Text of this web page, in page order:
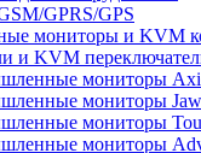
GPRS/GPS
мониторы и KVM
и KVM
мониторы
мониторы
мониторы
мониторы